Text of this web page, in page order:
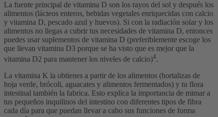
La fuente principal de vitamina D son los rayos del sol y después los
alimentos (lácteos enteros, bebidas vegetales enriquecidas con calcio
y vitamina D, pescado azul y huevos). Si con la radiación solar y los
alimentos no llegas a cubrir tus necesidades de vitamina D, entonces
puedes usar suplementos de vitamina D (preferiblemente escoge los
que llevan vitamina D3 porque se ha visto que es mejor que la
vitamina D2 para mantener los niveles de calcio)4.
La vitamina K la obtienes a partir de los alimentos (hortalizas de
hoja verde, brócoli, aguacates y alimentos fermentados) y tu flora
intestinal también la fabrica. Esto explica la importancia de mimar a
tus pequeños inquilinos del intestino con diferentes tipos de fibra
cada día para que puedan llevar a cabo sus funciones de forma